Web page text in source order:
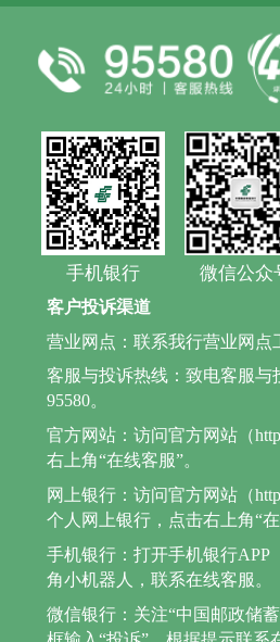
手机银行 微信公众
客户投诉渠道
营业网点：联系我行营业网点
客服与投诉热线：致电客服与
95580。
官方网站：访问官方网站（
右上角“在线客服”。
网上银行：访问官方网站（
个人网上银行，点击右上角“在
手机银行：打开手机银行APP
角小机器人，联系在线客服。
微信银行：关注“中国邮政储